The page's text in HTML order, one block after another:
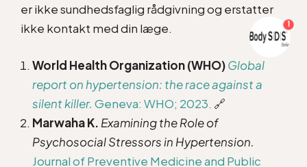
er ikke sundhedsfaglig rådgivning og erstatter
ikke kontakt med din læge.
World Health Organization (WHO)Global
report on hypertension: the race against a
silent killer. Geneva: WHO; 2023. 🔗
Marwaha K. Examining the Role of
Psychosocial Stressors in Hypertension.
Journal of Preventive Medicine and Public
1